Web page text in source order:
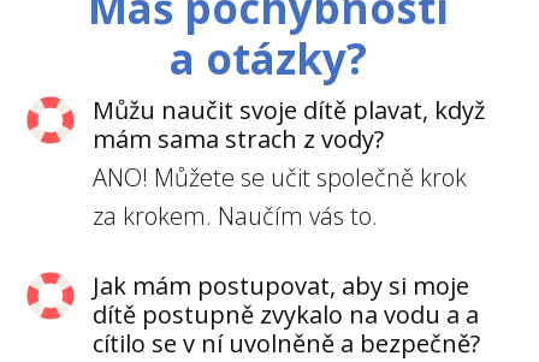
a otázky?
Můžu naučit svoje dítě plavat, když
mám sama strach z vody?
ANO! Můžete se učit společně krok
za krokem. Naučím vás to.
Jak mám postupovat, aby si moje
dítě postupně zvykalo na vodu a a
cítilo se v ní uvolněně a bezpečně?